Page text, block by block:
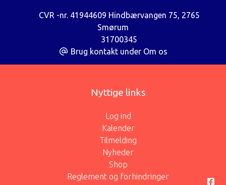
CVR -nr. 41944609 Hindbærvangen 75 2765
Smørum
31700345
Brug kontakt under Om os
Nyttige links
Log ind
Kalender
Tilmelding
Nyheder
Shop
Reglement og forhindringer